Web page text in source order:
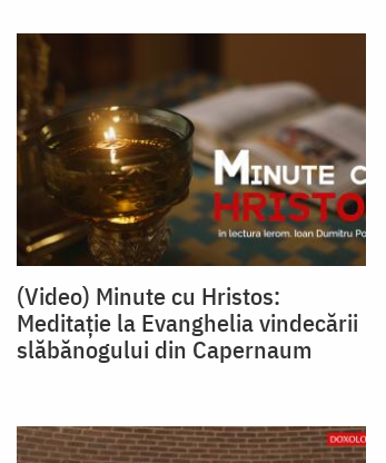
(Video) Minute cu Hristos:
Meditație la Evanghelia vindecării
slăbănogului din Capernaum